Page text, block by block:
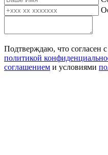
Подтверждаю, что согласен
политикой
соглашением и условиями